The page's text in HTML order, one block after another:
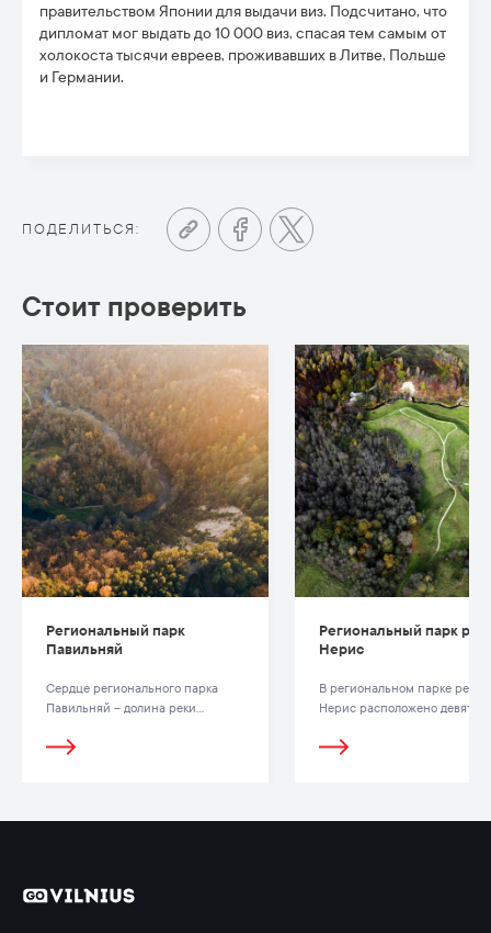
правительством Японии для выдачи виз. Подсчитано, что
дипломат мог выдать до 10 000 виз, спасая тем самым от
холокоста тысячи евреев, проживавших в Литве, Польше
и Германии.
ПОДЕЛИТЬСЯ:
Стоит проверить
Региональный парк
Павильняй
Сердце регионального парка
Павильняй – долина реки
(геологический разлом) Пучкоряй
Региональный парк
Нерис
В региональном парке реки
Нерис расположено девять
Вяльнякампис, Веяс